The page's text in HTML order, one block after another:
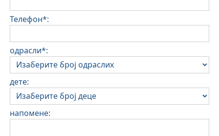
Телефон*:
одрасли*:
дете:
напомене: